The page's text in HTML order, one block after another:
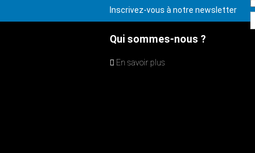
Inscrivez-vous à notre newsletter
Qui sommes-nous ?
En savoir plus